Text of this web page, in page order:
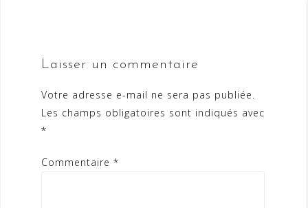
Laisser un commentaire
Votre adresse e-mail ne sera pas publiée.
Les champs obligatoires sont indiqués avec
*
Commentaire *